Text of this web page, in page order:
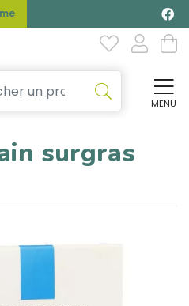
MENU
surgras